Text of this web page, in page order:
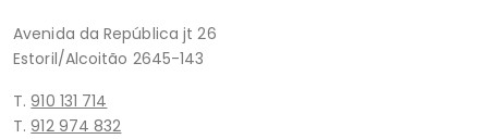
Avenida da República jt 26
Estoril/Alcoitão 2645-143
T.910 131 714
T.912 974 832